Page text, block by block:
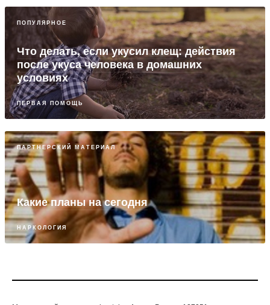
ПОПУЛЯРНОЕ
Что делать, если укусил клещ: действия
после укуса человека в домашних
условиях
ПЕРВАЯ ПОМОЩЬ
ПАРТНЕРСКИЙ МАТЕРИАЛ
Какие планы на сегодня
НАРКОЛОГИЯ